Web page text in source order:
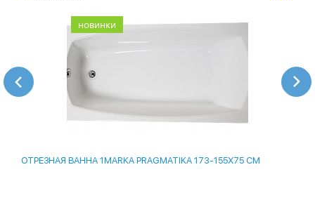
новинки
ОТРЕЗНАЯ ВАННА 1MARKA PRAGMATIKA 173-155Х75 СМ